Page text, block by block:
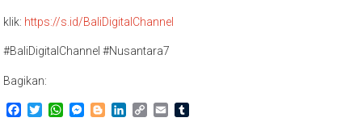
klik: https://s.id/BaliDigitalChannel
#BaliDigitalChannel #Nusantara7
Bagikan:
Facebook
TwitterWhatsApp
Messenger
BloggerLinkedIn
CopyEmail